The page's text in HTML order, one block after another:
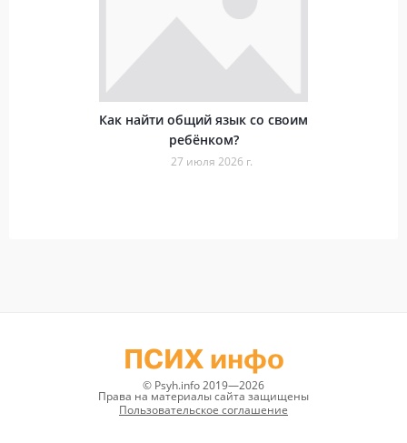
Как найти общий язык со своим
ребёнком?
27 июля 2026 г.
ПСИХ инфо
© Psyh.info 2019—2026
Права на материалы сайта защищены
Пользовательское соглашение